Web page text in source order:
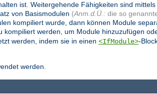
ist. Weitergehende Fähigkeiten sind mittels
von Basismodulen (Anm.d.Ü.: die so
kompiliert wurde, dann können Module
werden, um Module hinzuzufügen
werden, indem sie in einen <IfModule>-
werden.